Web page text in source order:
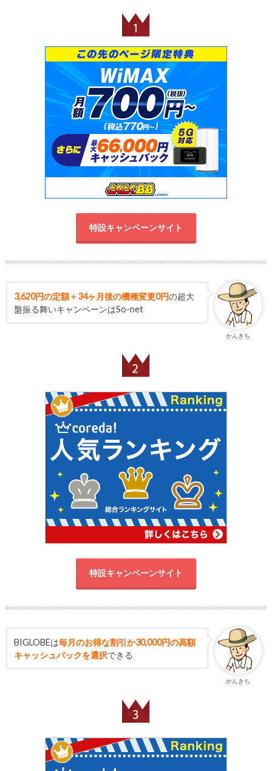
特設キャンペーンサイト
かんきち
3,620円の定額＋34ヶ月後の機種変更0円の超大
盤振る舞いキャンペーンはSo-net
特設キャンペーンサイト
かんきち
BIGLOBEは毎月のお得な割引か30,000円の高額
キャッシュバックを選択できる